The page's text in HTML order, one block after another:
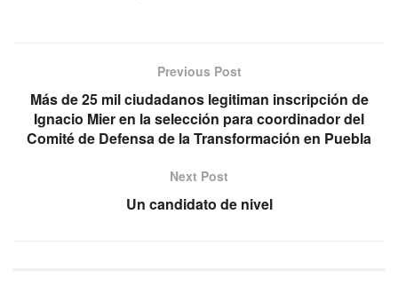
Previous Post
Más de 25 mil ciudadanos legitiman inscripción de
Ignacio Mier en la selección para coordinador del
Comité de Defensa de la Transformación en Puebla
Next Post
Un candidato de nivel